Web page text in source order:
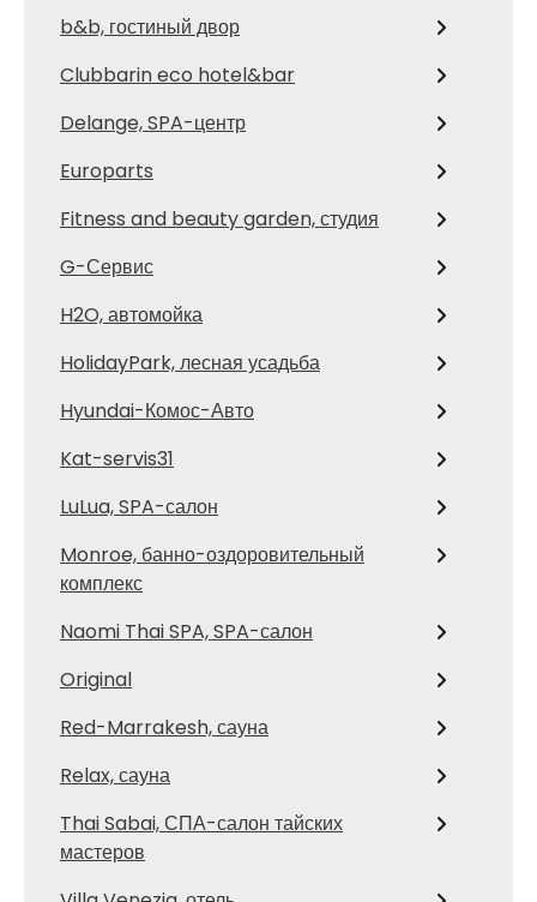
b&b, гостиный двор
Clubbarin eco hotel&bar
Delange, SPA-центр
Europarts
Fitness and beauty garden, студия
G-Сервис
H2O, автомойка
HolidayPark, лесная усадьба
Hyundai-Комос-Авто
Kat-servis31
LuLua, SPA-салон
Monroe, банно-оздоровительный
комплекс
Naomi Thai SPA, SPA-салон
Original
Red-Marrakesh, сауна
Relax, сауна
Thai Sabai, СПА-салон тайских
мастеров